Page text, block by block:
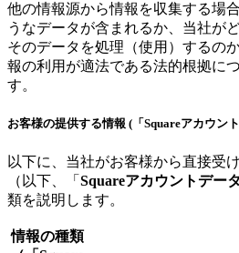
他の情報源から情報を収集する場
うなデータが含まれるか、当社が
そのデータを処理（使用）するの
報の利用が適法である法的根拠に
す。
お客様の提供する情報 (「Squareアカウン
以下に、当社がお客様から直接受
（以下、「 Squareアカウントデータ
類を説明します。
情報の種類